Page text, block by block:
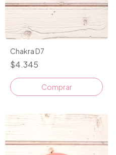
Chakra D7
$4.345
Comprar